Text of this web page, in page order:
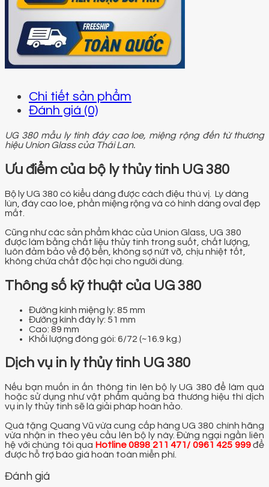
Chi tiết sản phẩm
Đánh giá (0)
UG 380 mẫu ly tinh đáy cao loe, miệng rộng đến từ thương
hiệu Union Glass của Thái Lan.
Ưu điểm của bộ ly thủy tinh UG 380
Bộ ly UG 380 có kiểu dáng được cách điệu thú vị. Ly dáng
lùn, đáy cao loe, phần miệng rộng và có hình dáng oval đẹp
mắt.
Cũng như các sản phẩm khác của Union Glass, UG 380
được làm bằng chất liệu thủy tinh trong suốt, chất lượng,
luôn đảm bảo về độ bền, không sợ nứt vỡ, chịu nhiệt tốt,
không chứa chất độc hại cho người dùng.
Thông số kỹ thuật của UG 380
Đường kính miệng ly: 85 mm
Đường kính đáy ly: 51 mm
Cao: 89 mm
Khối lượng đóng gói: 6/72 (~16.9 kg.)
Dịch vụ in ly thủy tinh UG 380
Nếu bạn muốn in ấn thông tin lên bộ ly UG 380 để làm quà
hoặc sử dụng như vật phẩm quảng bá thương hiệu thì dịch
vụ in ly thủy tinh sẽ là giải pháp hoàn hảo.
Quà tặng Quang Vũ vừa cung cấp hàng UG 380 chính hãng
vừa nhận in theo yêu cầu lên bộ ly này. Đừng ngại ngần liên
hệ với chúng tôi qua Hotline 0898 211 471/ 0961 425 999để
được hỗ trợ báo giá hoàn toàn miễn phí.
Đánh giá